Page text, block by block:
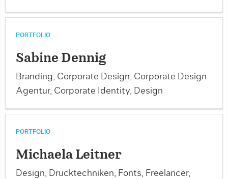
PORTFOLIO
Sabine Dennig
Branding, Corporate Design, Corporate Design
Agentur, Corporate Identity, Design
PORTFOLIO
Michaela Leitner
Design, Drucktechniken, Fonts, Freelancer,